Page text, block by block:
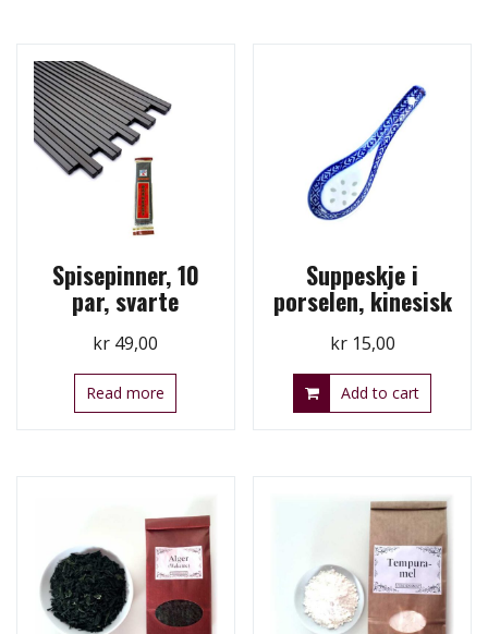
Spisepinner, 10
par, svarte
kr 49,00
Read more
Suppeskje i
porselen, kinesisk
kr15,00
Add to cart